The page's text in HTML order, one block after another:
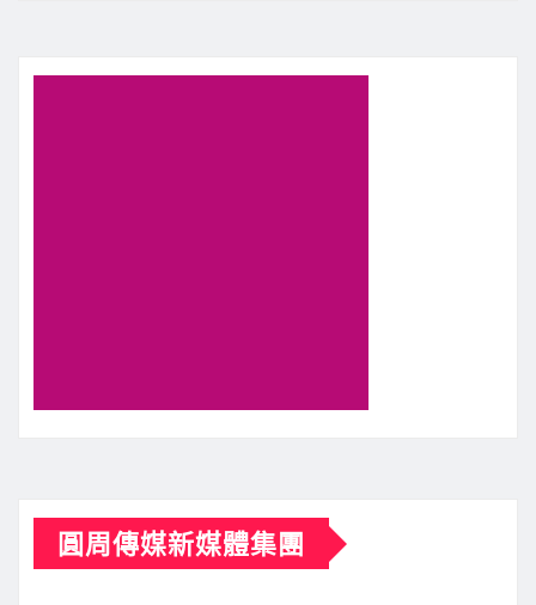
圓周傳媒新媒體集團